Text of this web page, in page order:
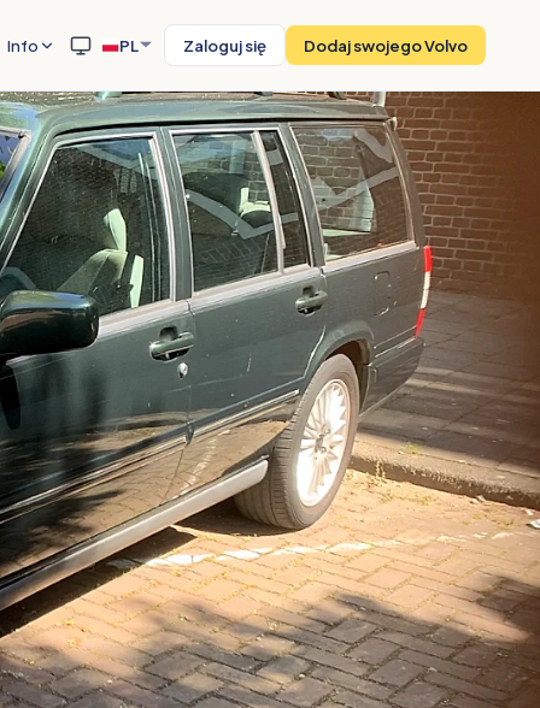
Info PL Zaloguj się Dodaj swojego Volvo